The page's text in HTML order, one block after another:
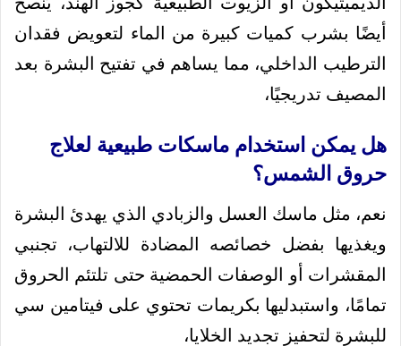
أيضًا بشرب كميات كبيرة من الماء لتعويض فقدان
الترطيب الداخلي، مما يساهم في تفتيح البشرة بعد
المصيف تدريجيًا،
هل يمكن استخدام ماسكات طبيعية لعلاج
حروق الشمس؟
نعم، مثل ماسك العسل والزبادي الذي يهدئ البشرة
ويغذيها بفضل خصائصه المضادة للالتهاب، تجنبي
المقشرات أو الوصفات الحمضية حتى تلتئم الحروق
تمامًا، واستبدليها بكريمات تحتوي على فيتامين سي
للبشرة لتحفيز تجديد الخلايا،